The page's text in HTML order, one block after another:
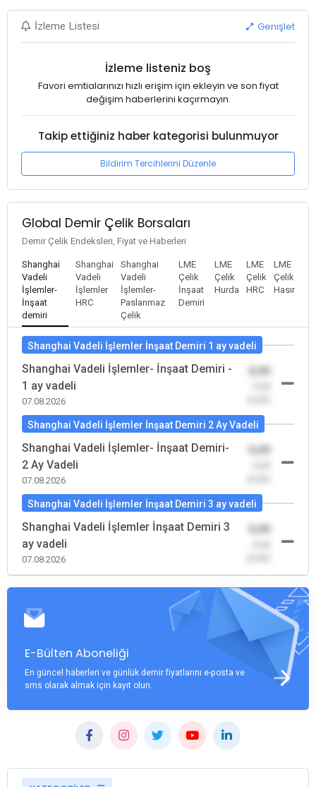
İzleme Listesi Genişlet
İzleme listeniz boş
Favori emtialarınızı hızlı erişim için ekleyin ve son fiyat
değişim haberlerini kaçırmayın.
Takip ettiğiniz haber kategorisi bulunmuyor
Bildirim Tercihlerini Düzenle
Global Demir Çelik Borsaları
Demir Çelik Endeksleri, Fiyat ve Haberleri
Shanghai
Vadeli
İşlemler-
İnşaat
demiri
Shanghai
Vadeli
İşlemler
HRC
Shanghai
Vadeli
İşlemler-
Paslanmaz
Çelik
LME
Çelik
İnşaat
Demiri
LME
Çelik
Hurda
LME
Çelik
HRC
LME
Çelik
Hasır
Shanghai Vadeli İşlemler İnşaat Demiri 1 ay vadeli
Shanghai Vadeli İşlemler- İnşaat Demiri -
1 ay vadeli
07.08.2026
0,00
Shanghai Vadeli İşlemler İnşaat Demiri 2 Ay Vadeli
Shanghai Vadeli İşlemler- İnşaat Demiri-
2 Ay Vadeli
07.08.2026
0,00
Shanghai Vadeli İşlemler İnşaat Demiri 3 ay vadeli
Shanghai Vadeli İşlemler İnşaat Demiri 3
ay vadeli
07.08.2026
0,00
E-Bülten Aboneliği
En güncel haberleri ve günlük demir fiyatlarını e-posta ve
sms olarak almak için kayıt olun.